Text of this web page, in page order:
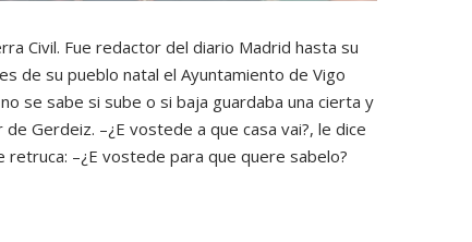
Civil. Fue redactor del diario Madrid hasta su
de su pueblo natal el Ayuntamiento de Vigo
se sabe si sube o si baja guardaba una cierta y
Gerdeiz. –¿E vostede a que casa vai?, le dice
–¿E vostede para que quere sabelo?